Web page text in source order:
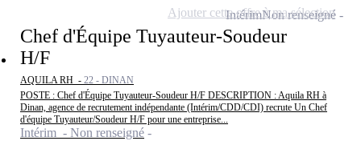
Chef d'Équipe Tuyauteur-Soudeur
H/F
AQUILA RH - 22 - DINAN
POSTE : Chef d'Équipe Tuyauteur-Soudeur H/F DESCRIPTION : Aquila RH à
Dinan, agence de recrutement indépendante (Intérim/CDD/CDI) recrute Un Chef
d'équipe Tuyauteur/Soudeur H/F pour une entreprise...
Intérim - Non renseigné
IntérimNon renseigné
Ajouter cette offre à ma sélection